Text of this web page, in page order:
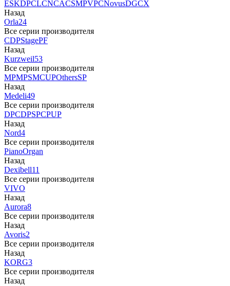
ESKDPCLCNCACSMPVPCNovusDGCX
Назад
Orla24
Все серии производителя
CDPStagePF
Назад
Kurzweil53
Все серии производителя
MPMPSMCUPOthersSP
Назад
Medeli49
Все серии производителя
DPCDPSPCPUP
Назад
Nord4
Все серии производителя
PianoOrgan
Назад
Dexibell11
Все серии производителя
VIVO
Назад
Aurora8
Все серии производителя
Назад
Avoris2
Все серии производителя
Назад
KORG3
Все серии производителя
Назад